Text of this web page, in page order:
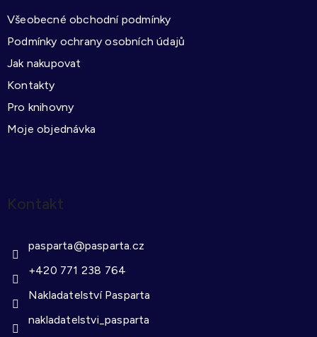
Všeobecné obchodní podmínky
Podmínky ochrany osobních údajů
Jak nakupovat
Kontakty
Pro knihovny
Moje objednávka
Kontakt
pasparta@pasparta.cz
+420 771 238 764
Nakladatelství Pasparta
nakladatelstvi_pasparta